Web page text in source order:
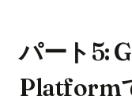
パート5:
Platform